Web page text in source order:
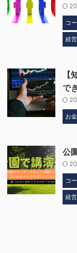
コ
経
で
お
公
コ
経